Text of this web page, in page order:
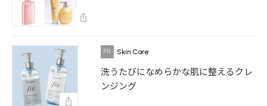
Skin Care
洗うたびになめらかな肌に整えるクレ
ンジング